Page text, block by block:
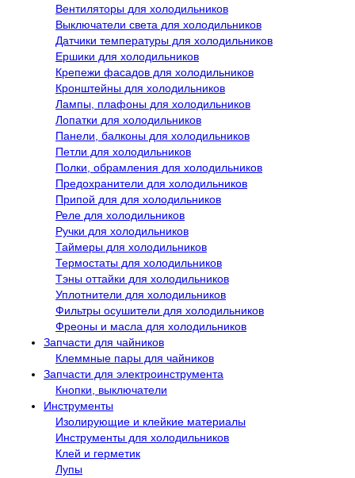
Вентиляторы для холодильников
Выключатели света для холодильников
Датчики температуры для холодильников
Ершики для холодильников
Крепежи фасадов для холодильников
Кронштейны для холодильников
Лампы, плафоны для холодильников
Лопатки для холодильников
Панели, балконы для холодильников
Петли для холодильников
Полки, обрамления для холодильников
Предохранители для холодильников
Припой для для холодильников
Реле для холодильников
Ручки для холодильников
Таймеры для холодильников
Термостаты для холодильников
Тэны оттайки для холодильников
Уплотнители для холодильников
Фильтры осушители для холодильников
Фреоны и масла для холодильников
Запчасти для чайников
Клеммные пары для чайников
Запчасти для электроинструмента
Кнопки, выключатели
Инструменты
Изолирующие и клейкие материалы
Инструменты для холодильников
Клей и герметик
Лупы